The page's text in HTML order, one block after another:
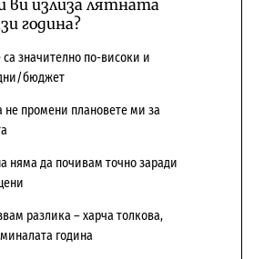
ви излиза лятната
година?
значително по-високи и
бюджет
не промени плановете ми за
няма да почивам точно заради
разлика – харча толкова,
година